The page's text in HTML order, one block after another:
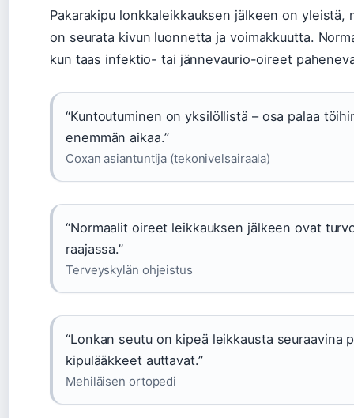
Pakarakipu lonkkaleikkauksen jälkeen on
on seurata kivun luonnetta ja voimakkuutta.
kun taas infektio- tai jännevaurio-oireet
“Kuntoutuminen on yksilöllistä – osa palaa
enemmän aikaa.”
Coxan asiantuntija (tekonivelsairaala)
“Normaalit oireet leikkauksen jälkeen ovat
raajassa.”
Terveyskylän ohjeistus
“Lonkan seutu on kipeä leikkausta seuraavina
kipulääkkeet auttavat.”
Mehiläisen ortopedi